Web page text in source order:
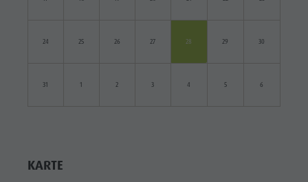
24 25 26 27 28 29 30
31 1 2 3 4 5 6
KARTE